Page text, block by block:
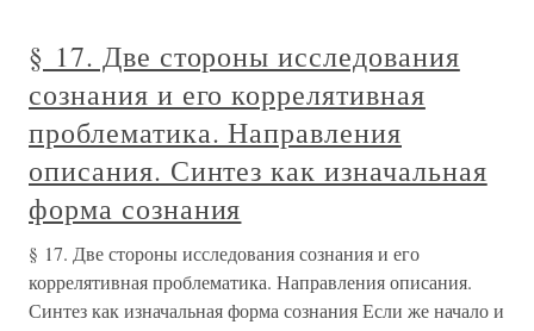
§ 17. Две стороны исследования
сознания и его коррелятивная
проблематика. Направления
описания. Синтез как изначальная
форма сознания
§ 17. Две стороны исследования сознания и его
коррелятивная проблематика. Направления описания.
Синтез как изначальная форма сознания Если же начало и